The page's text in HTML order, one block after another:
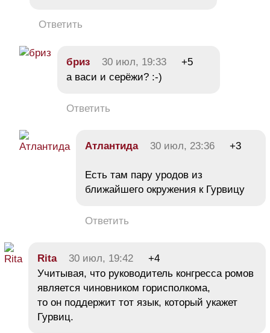
Ответить
бриз 30 июл, 19:33
+5
а васи и серёжи? :-)
Ответить
Атлантида 30 июл, 23:36 +3
Есть там пару уродов из
ближайшего окружения к Гурвицу
Ответить
Rita 30 июл, 19:42
+4
Учитывая, что руководитель конгресса ромов
является чиновником горисполкома,
то он поддержит тот язык, который укажет
Гурвиц.